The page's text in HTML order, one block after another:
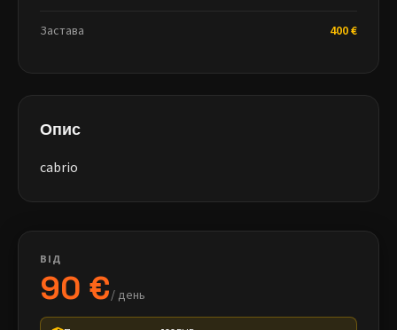
Застава 400 €
Опис
cabrio
ВІД
90 €/ день